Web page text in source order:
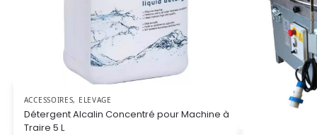
ACCESSOIRES, ELEVAGE
Détergent Alcalin Concentré pour Machine à
Traire 5 L